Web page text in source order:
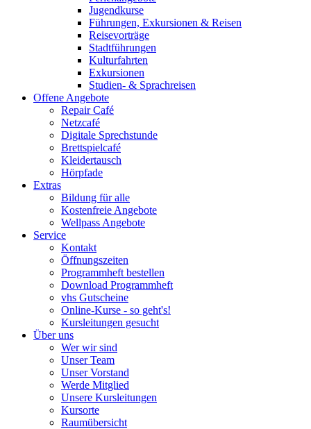
Jugendkurse
Führungen, Exkursionen & Reisen
Reisevorträge
Stadtführungen
Kulturfahrten
Exkursionen
Studien- & Sprachreisen
Offene Angebote
Repair Café
Netzcafé
Digitale Sprechstunde
Brettspielcafé
Kleidertausch
Hörpfade
Extras
Bildung für alle
Kostenfreie Angebote
Wellpass Angebote
Service
Kontakt
Öffnungszeiten
Programmheft bestellen
Download Programmheft
vhs Gutscheine
Online-Kurse - so geht's!
Kursleitungen gesucht
Über uns
Wer wir sind
Unser Team
Unser Vorstand
Werde Mitglied
Unsere Kursleitungen
Kursorte
Raumübersicht